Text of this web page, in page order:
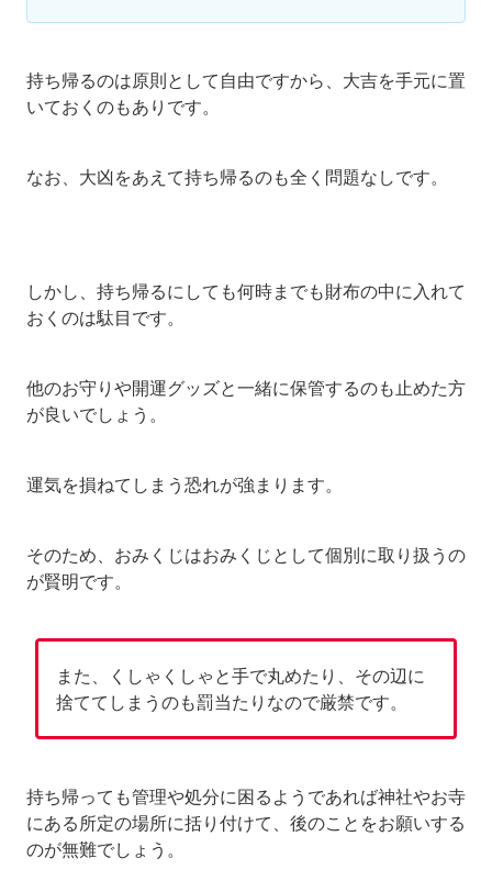
持ち帰るのは原則として自由ですから、大吉を手元に置
いておくのもありです。
なお、大凶をあえて持ち帰るのも全く問題なしです。
しかし、持ち帰るにしても何時までも財布の中に入れて
おくのは駄目です。
他のお守りや開運グッズと一緒に保管するのも止めた方
が良いでしょう。
運気を損ねてしまう恐れが強まります。
そのため、おみくじはおみくじとして個別に取り扱うの
が賢明です。
また、くしゃくしゃと手で丸めたり、その辺に
捨ててしまうのも罰当たりなので厳禁です。
持ち帰っても管理や処分に困るようであれば神社やお寺
にある所定の場所に括り付けて、後のことをお願いする
のが無難でしょう。